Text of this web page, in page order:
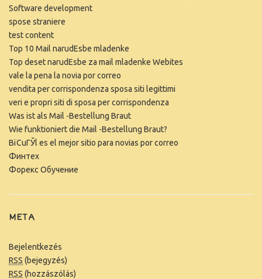
Software development
spose straniere
test content
Top 10 Mail narudЕѕbe mladenke
Top deset narudЕѕbe za mail mladenke Webites
vale la pena la novia por correo
vendita per corrispondenza sposa siti legittimi
veri e propri siti di sposa per corrispondenza
Was ist als Mail -Bestellung Braut
Wie funktioniert die Mail -Bestellung Braut?
ВїCuГЎl es el mejor sitio para novias por correo
Финтех
Форекс Обучение
META
Bejelentkezés
RSS (bejegyzés)
RSS (hozzászólás)